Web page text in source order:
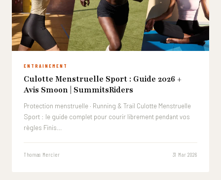
ENTRAINEMENT
Culotte Menstruelle Sport : Guide 2026 +
Avis Smoon | SummitsRiders
Protection menstruelle · Running & Trail Culotte Menstruelle
Sport : le guide complet pour courir librement pendant vos
règles Finis…
Thomas Mercier 31 Mar 2026